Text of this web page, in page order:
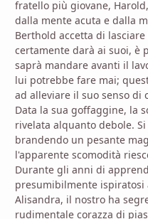
fratello più giovane,
dalla mente acuta e dalla
Berthold accetta di
certamente darà ai suoi, è
saprà mandare avanti il
lui potrebbe fare mai;
ad alleviare il suo senso di
Data la sua goffaggine, la
rivelata alquanto debole.
brandendo un pesante
l'apparente scomodità
Durante gli anni di
presumibilmente
Alisandra, il nostro ha
rudimentale corazza di